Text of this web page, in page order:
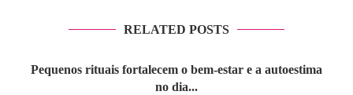
RELATED POSTS
Pequenos rituais fortalecem o bem-estar e a autoestima
no dia...